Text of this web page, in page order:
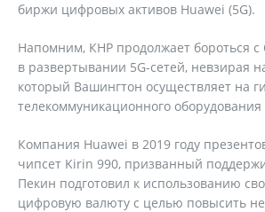
биржи цифровых активов Huawei (5G).
Напомним, КНР продолжает бороться
в развертывании 5G-сетей, невзирая
который Вашингтон осуществляет на
телекоммуникационного
Компания Huawei в 2019 году
чипсет Kirin 990, призванный
Пекин подготовил к использованию
цифровую валюту с целью повысить